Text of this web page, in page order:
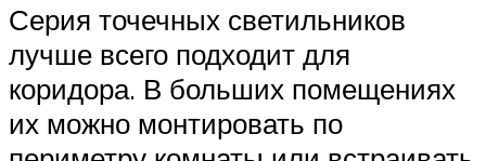
Серия точечных светильников
лучше всего подходит для
коридора. В больших помещениях
их можно монтировать по